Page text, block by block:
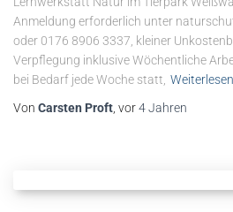
Anmeldung erforderlich unter
oder 0176 8906 3337, kleiner
Verpflegung inklusive Wöchentliche
bei Bedarf jede Woche statt, Weiterlesen
Von Carsten Proft , vor4 Jahren